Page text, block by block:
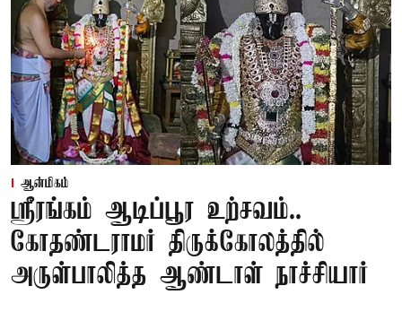
ஆன்மிகம்
ஸ்ரீரங்கம் ஆடிப்பூர உற்சவம்..
கோதண்டராமர் திருக்கோலத்தில்
அருள்பாலித்த ஆண்டாள் நாச்சியார்